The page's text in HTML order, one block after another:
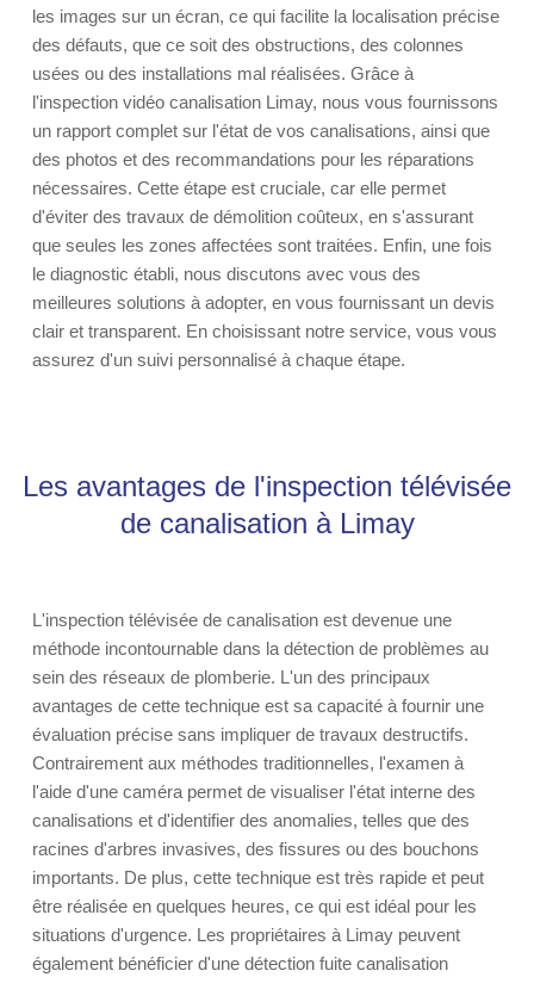
les images sur un écran, ce qui facilite la localisation précise
des défauts, que ce soit des obstructions, des colonnes
usées ou des installations mal réalisées. Grâce à
l'inspection vidéo canalisation Limay, nous vous fournissons
un rapport complet sur l'état de vos canalisations, ainsi que
des photos et des recommandations pour les réparations
nécessaires. Cette étape est cruciale, car elle permet
d'éviter des travaux de démolition coûteux, en s'assurant
que seules les zones affectées sont traitées. Enfin, une fois
le diagnostic établi, nous discutons avec vous des
meilleures solutions à adopter, en vous fournissant un devis
clair et transparent. En choisissant notre service, vous vous
assurez d'un suivi personnalisé à chaque étape.
Les avantages de l'inspection télévisée
de canalisation à Limay
L'inspection télévisée de canalisation est devenue une
méthode incontournable dans la détection de problèmes au
sein des réseaux de plomberie. L'un des principaux
avantages de cette technique est sa capacité à fournir une
évaluation précise sans impliquer de travaux destructifs.
Contrairement aux méthodes traditionnelles, l'examen à
l'aide d'une caméra permet de visualiser l'état interne des
canalisations et d'identifier des anomalies, telles que des
racines d'arbres invasives, des fissures ou des bouchons
importants. De plus, cette technique est très rapide et peut
être réalisée en quelques heures, ce qui est idéal pour les
situations d'urgence. Les propriétaires à Limay peuvent
également bénéficier d'une détection fuite canalisation